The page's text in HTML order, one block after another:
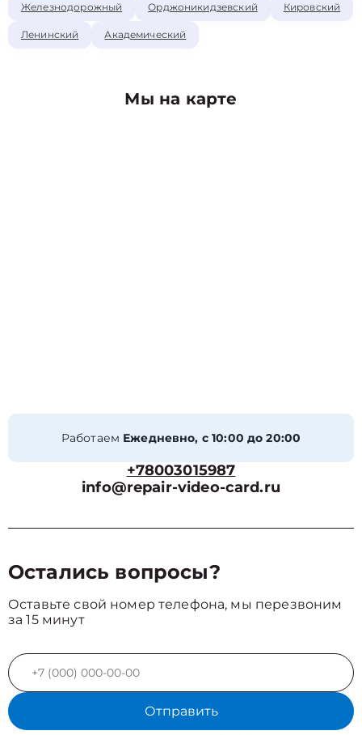
Железнодорожный Орджоникидзевский Кировский
Ленинский Академический
Мы на карте
Работаем Ежедневно, с 10:00 до 20:00
+78003015987
info@repair-video-card.ru
Остались вопросы?
Оставьте свой номер телефона, мы перезвоним
за 15 минут
Отправить